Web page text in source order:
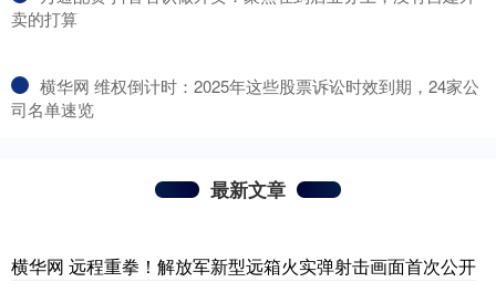
卖的打算
​横华网 维权倒计时：2025年这些股票诉讼时效到期，24家公
司名单速览
最新文章
横华网 远程重拳！解放军新型远箱火实弹射击画面首次公开